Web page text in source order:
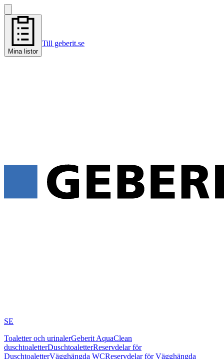
Mina listor
Till geberit.se
SE
Toaletter och urinalerGeberit AquaClean
duschtoaletterDuschtoaletterReservdelar för
DuschtoaletterVägghängda WCReservdelar för Vägghängda